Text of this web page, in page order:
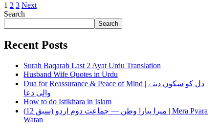
1 2 3 Next
Search
Search
Recent Posts
Surah Baqarah Last 2 Ayat Urdu Translation
Husband Wife Quotes in Urdu
Dua for Reassurance & Peace of Mind | دل کو سکون دینے
والی دعا
How to do Istikhara in Islam
میرا پیارا وطن — جماعت دوم اردو (سبق 12) | Mera Pyara
Watan